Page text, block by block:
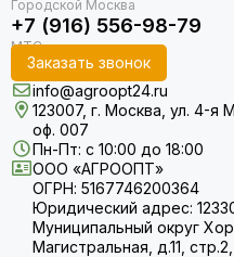
+7 (916) 556-98-79
Заказать звонок
info@agroopt24.ru
123007, г. Москва, ул. 4-я
оф. 007
Пн-Пт: с 10:00 до 18:00
ООО «АГРООПТ»
ОГРН: 5167746200364
Юридический адрес:
Муниципальный округ
Магистральная, д.11,